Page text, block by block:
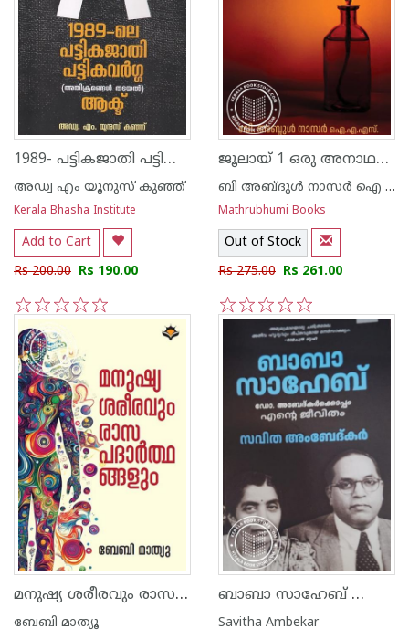
1989- പട്ടികജാതി പട്ടികവർഗ്ഗ -അതിക്രമങ്ങൾ തടയൽ- ആക്ട്
അഡ്വ എം യൂനുസ് കുഞ്ഞ്
Kerala Bhasha Institute
Add to Cart
Rs 200.00 Rs 190.00
5
4
3
2
1
ജൂലായ് 1 ഒരു അനാഥബാല്യത്തിന്റെ ആത്മഗതം
ബി അബ്ദുള്‍ നാസര്‍ ഐ എ എസ്
Mathrubhumi Books
Out of Stock
Rs 275.00 Rs 261.00
5
4
3
2
1
മനുഷ്യ ശരീരവും രാസ പദാർത്ഥങ്ങളും
ബേബി മാത്യൂ
ബാബാ സാഹേബ് ഡോ. അബേദ്കർക്കൊപ്പം എൻ്റെ ജീവിതം
Savitha Ambekar